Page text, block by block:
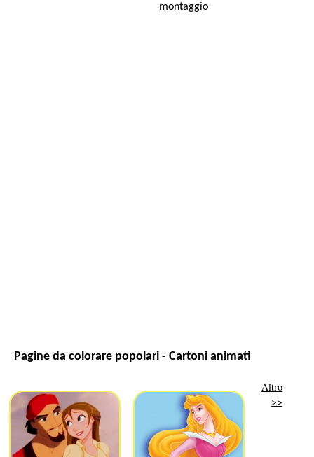
montaggio
Pagine da colorare popolari - Cartoni animati
Altro
>>